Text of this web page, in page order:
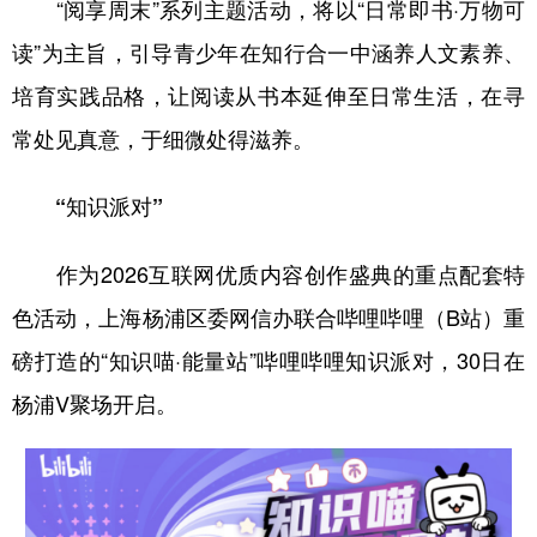
“阅享周末”系列主题活动，将以“日常即书·万物可
读”为主旨，引导青少年在知行合一中涵养人文素养、
培育实践品格，让阅读从书本延伸至日常生活，在寻
常处见真意，于细微处得滋养。
“知识派对”
作为2026互联网优质内容创作盛典的重点配套特
色活动，上海杨浦区委网信办联合哔哩哔哩（B站）重
磅打造的“知识喵·能量站”哔哩哔哩知识派对，30日在
杨浦V聚场开启。